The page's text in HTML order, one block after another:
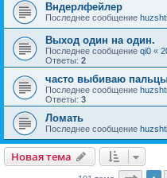
Вндерлфейлер
Последнее сообщение huzshti
Выход один на один.
Последнее сообщение qi0 «
Ответы: 2
часто выбиваю
Последнее сообщение huzshti
Ответы: 3
Ломать
Последнее сообщение huzshti
Новая тема